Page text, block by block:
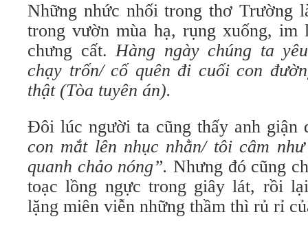
Những nhức nhối trong thơ Trường
trong vườn mùa hạ, rụng xuống, im
chưng cất.Hàng ngày chúng ta
chạy trốn/ cố quên đi cuối con
thật (Tòa tuyên án).
Đôi lúc người ta cũng thấy anh
con mắt lên nhục nhằn/ tôi câm
quanh chảo nóng”. Nhưng đó cũng
toạc lồng ngực trong giây lát, rồi
lặng miên viễn những thầm thì rủ rỉ